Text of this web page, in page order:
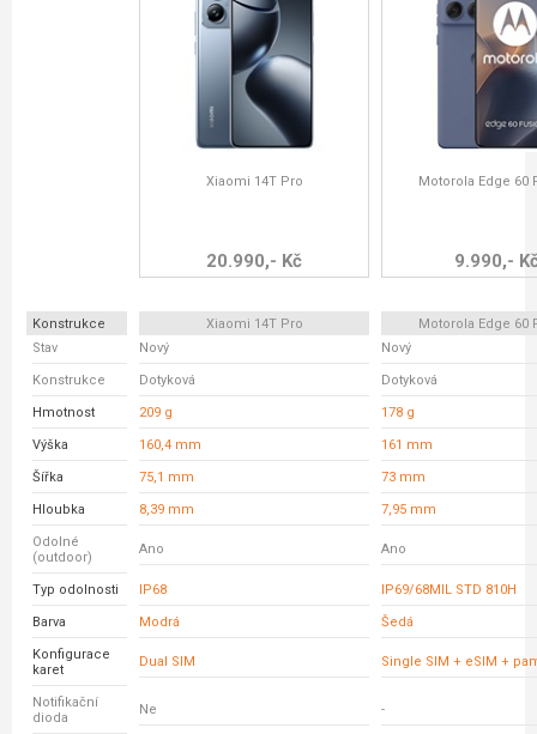
Xiaomi 14T Pro
20.990,- Kč
Motorola Edge 60
9.990,-
Konstrukce Xiaomi 14T Pro
Motorola Edge 60
Stav
Nový Nový
Konstrukce Dotyková Dotyková
Hmotnost 209 g 178 g
Výška 160,4 mm 161 mm
Šířka 75,1 mm 73 mm
Hloubka 8,39 mm 7,95 mm
Odolné
(outdoor)
Ano Ano
Typ odolnosti IP68 IP69/68MIL STD 810H
Barva Modrá Šedá
Konfigurace
karet
Dual SIM Single SIM + eSIM +
Notifikační
dioda
Ne -